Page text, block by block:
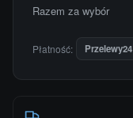
Razem za wybór
Płatność: Przelewy24